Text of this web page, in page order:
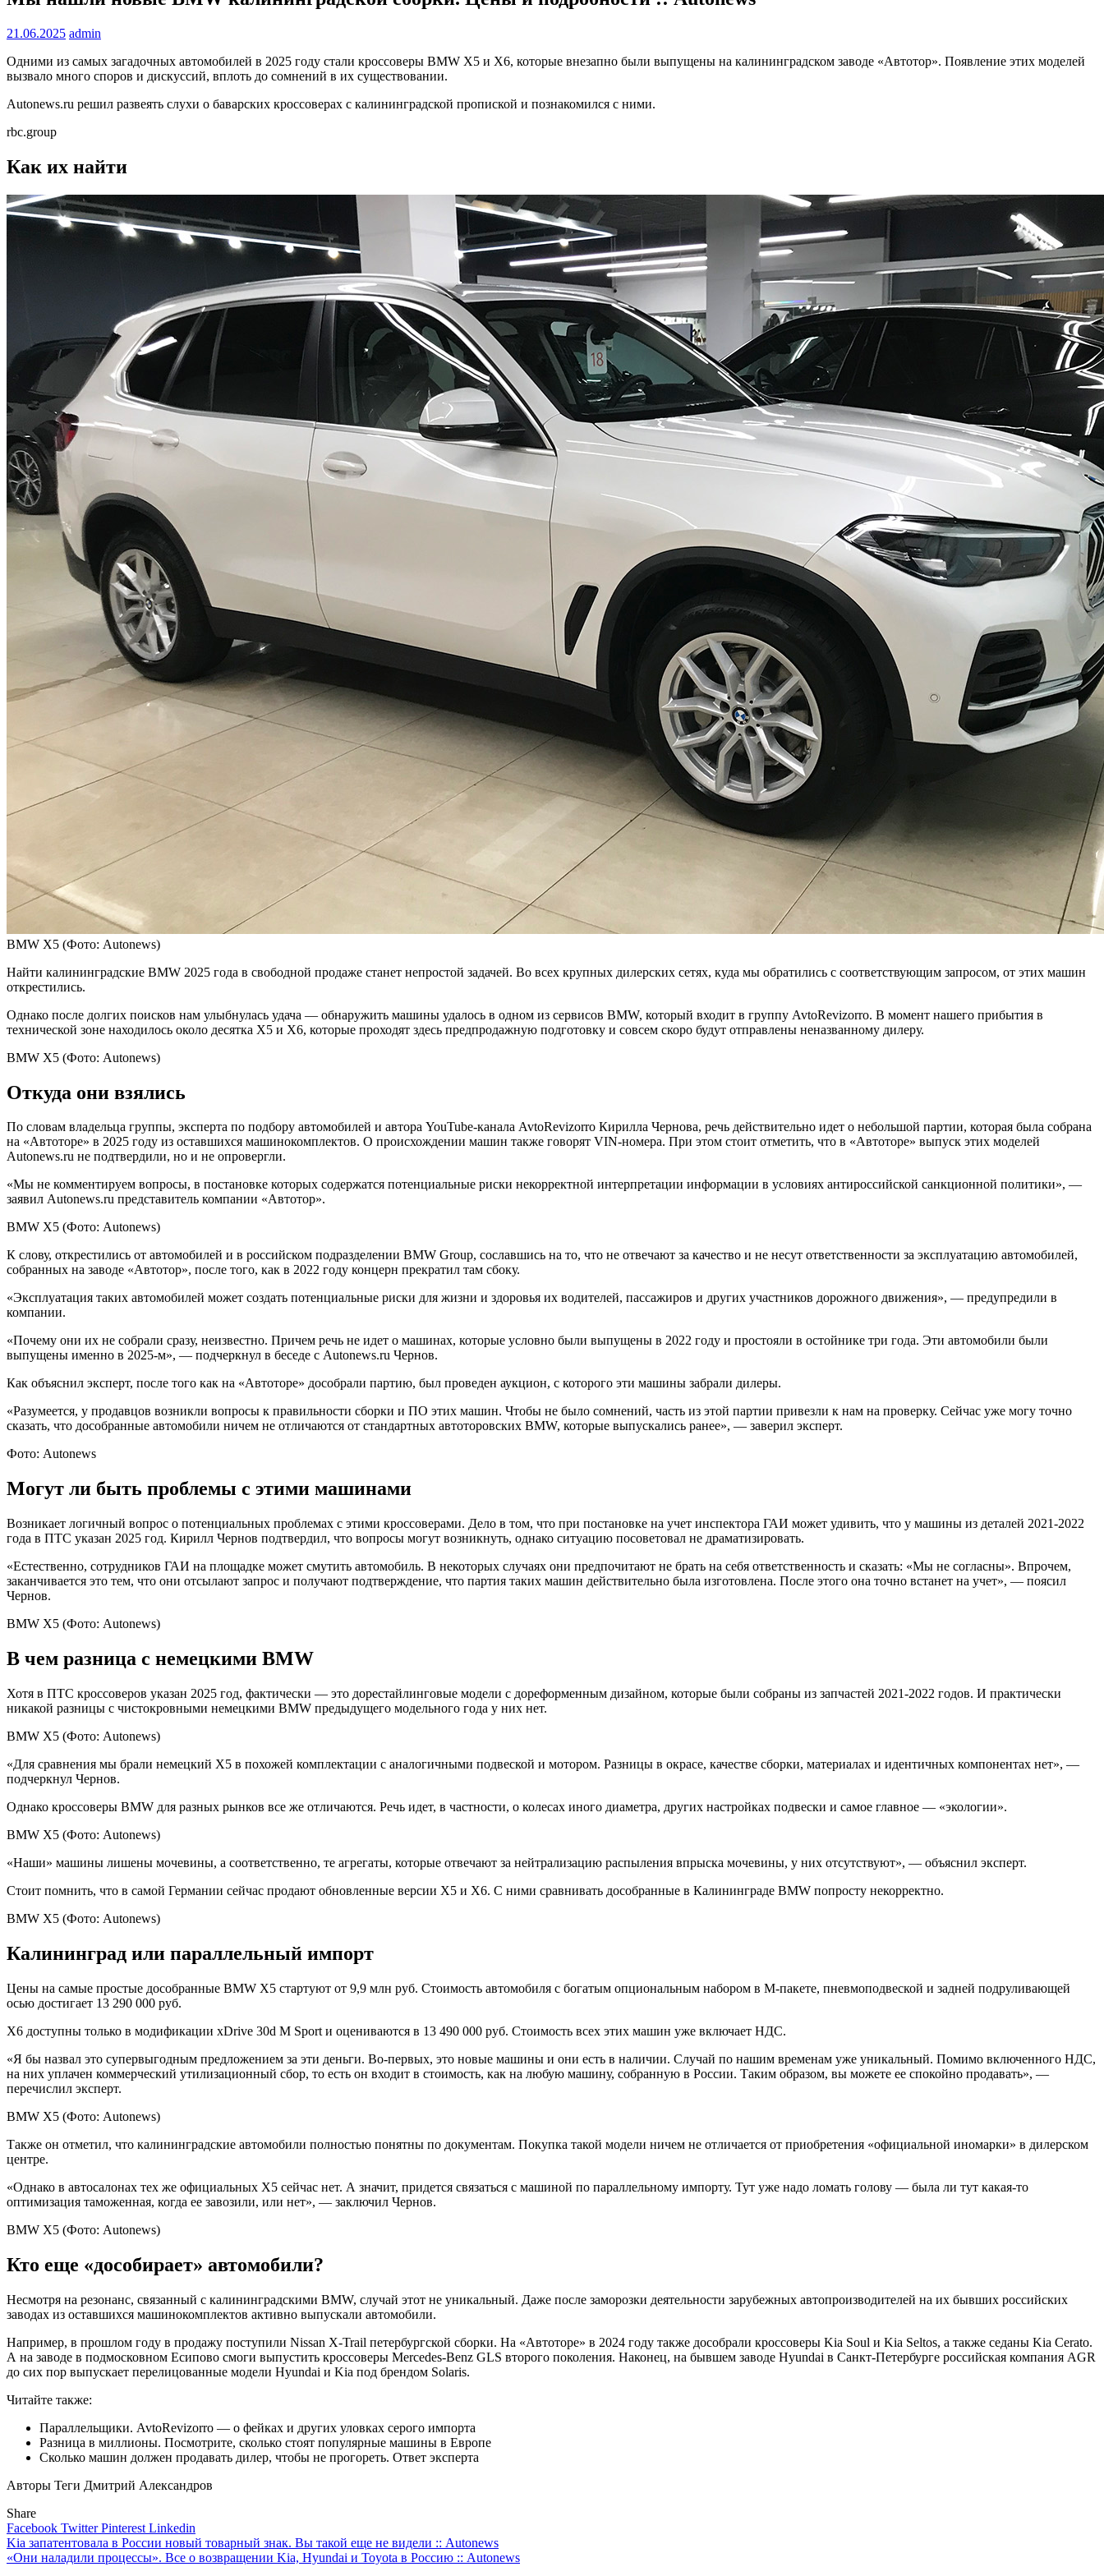
21.06.2025 admin
Одними из самых загадочных автомобилей в 2025 году стали кроссоверы BMW X5 и X6, которые внезапно были выпущены на калининградском заводе «Автотор». Появление этих моделей
вызвало много споров и дискуссий, вплоть до сомнений в их существовании.
Autonews.ru решил развеять слухи о баварских кроссоверах с калининградской пропиской и познакомился с ними.
rbc.group
Как их найти
BMW X5 (Фото: Autonews)
Найти калининградские BMW 2025 года в свободной продаже станет непростой задачей. Во всех крупных дилерских сетях, куда мы обратились с соответствующим запросом, от этих машин
открестились.
Однако после долгих поисков нам улыбнулась удача — обнаружить машины удалось в одном из сервисов BMW, который входит в группу AvtoRevizorro. В момент нашего прибытия в
технической зоне находилось около десятка X5 и X6, которые проходят здесь предпродажную подготовку и совсем скоро будут отправлены неназванному дилеру.
BMW X5 (Фото: Autonews)
Откуда они взялись
По словам владельца группы, эксперта по подбору автомобилей и автора YouTube-канала AvtoRevizorro Кирилла Чернова, речь действительно идет о небольшой партии, которая была собрана
на «Автоторе» в 2025 году из оставшихся машинокомплектов. О происхождении машин также говорят VIN-номера. При этом стоит отметить, что в «Автоторе» выпуск этих моделей
Autonews.ru не подтвердили, но и не опровергли.
«Мы не комментируем вопросы, в постановке которых содержатся потенциальные риски некорректной интерпретации информации в условиях антироссийской санкционной политики», —
заявил Autonews.ru представитель компании «Автотор».
BMW X5 (Фото: Autonews)
К слову, открестились от автомобилей и в российском подразделении BMW Grouр, сославшись на то, что не отвечают за качество и не несут ответственности за эксплуатацию автомобилей,
собранных на заводе «Автотор», после того, как в 2022 году концерн прекратил там сбоку.
«Эксплуатация таких автомобилей может создать потенциальные риски для жизни и здоровья их водителей, пассажиров и других участников дорожного движения», — предупредили в
компании.
«Почему они их не собрали сразу, неизвестно. Причем речь не идет о машинах, которые условно были выпущены в 2022 году и простояли в остойнике три года. Эти автомобили были
выпущены именно в 2025-м», — подчеркнул в беседе с Autonews.ru Чернов.
Как объяснил эксперт, после того как на «Автоторе» дособрали партию, был проведен аукцион, с которого эти машины забрали дилеры.
«Разумеется, у продавцов возникли вопросы к правильности сборки и ПО этих машин. Чтобы не было сомнений, часть из этой партии привезли к нам на проверку. Сейчас уже могу точно
сказать, что дособранные автомобили ничем не отличаются от стандартных автоторовских BMW, которые выпускались ранее», — заверил эксперт.
Фото: Autonews
Могут ли быть проблемы с этими машинами
Возникает логичный вопрос о потенциальных проблемах с этими кроссоверами. Дело в том, что при постановке на учет инспектора ГАИ может удивить, что у машины из деталей 2021-2022
года в ПТС указан 2025 год. Кирилл Чернов подтвердил, что вопросы могут возникнуть, однако ситуацию посоветовал не драматизировать.
«Естественно, сотрудников ГАИ на площадке может смутить автомобиль. В некоторых случаях они предпочитают не брать на себя ответственность и сказать: «Мы не согласны». Впрочем,
заканчивается это тем, что они отсылают запрос и получают подтверждение, что партия таких машин действительно была изготовлена. После этого она точно встанет на учет», — поясил
Чернов.
BMW X5 (Фото: Autonews)
В чем разница с немецкими BMW
Хотя в ПТС кроссоверов указан 2025 год, фактически — это дорестайлинговые модели с дореформенным дизайном, которые были собраны из запчастей 2021-2022 годов. И практически
никакой разницы с чистокровными немецкими BMW предыдущего модельного года у них нет.
BMW X5 (Фото: Autonews)
«Для сравнения мы брали немецкий X5 в похожей комплектации с аналогичными подвеской и мотором. Разницы в окрасе, качестве сборки, материалах и идентичных компонентах нет», —
подчеркнул Чернов.
Однако кроссоверы BMW для разных рынков все же отличаются. Речь идет, в частности, о колесах иного диаметра, других настройках подвески и самое главное — «экологии».
BMW X5 (Фото: Autonews)
«Наши» машины лишены мочевины, а соответственно, те агрегаты, которые отвечают за нейтрализацию распыления впрыска мочевины, у них отсутствуют», — объяснил эксперт.
Стоит помнить, что в самой Германии сейчас продают обновленные версии X5 и X6. С ними сравнивать дособранные в Калининграде BMW попросту некорректно.
BMW X5 (Фото: Autonews)
Калининград или параллельный импорт
Цены на самые простые дособранные BMW X5 стартуют от 9,9 млн руб. Стоимость автомобиля с богатым опциональным набором в M-пакете, пневмоподвеской и задней подруливающей
осью достигает 13 290 000 руб.
X6 доступны только в модификации xDrive 30d M Sport и оцениваются в 13 490 000 руб. Стоимость всех этих машин уже включает НДС.
«Я бы назвал это супервыгодным предложением за эти деньги. Во-первых, это новые машины и они есть в наличии. Случай по нашим временам уже уникальный. Помимо включенного НДС,
на них уплачен коммерческий утилизационный сбор, то есть он входит в стоимость, как на любую машину, собранную в России. Таким образом, вы можете ее спокойно продавать», —
перечислил эксперт.
BMW X5 (Фото: Autonews)
Также он отметил, что калининградские автомобили полностью понятны по документам. Покупка такой модели ничем не отличается от приобретения «официальной иномарки» в дилерском
центре.
«Однако в автосалонах тех же официальных X5 сейчас нет. А значит, придется связаться с машиной по параллельному импорту. Тут уже надо ломать голову — была ли тут какая-то
оптимизация таможенная, когда ее завозили, или нет», — заключил Чернов.
BMW X5 (Фото: Autonews)
Кто еще «дособирает» автомобили?
Несмотря на резонанс, связанный с калининградскими BMW, случай этот не уникальный. Даже после заморозки деятельности зарубежных автопроизводителей на их бывших российских
заводах из оставшихся машинокомплектов активно выпускали автомобили.
Например, в прошлом году в продажу поступили Nissan X-Trail петербургской сборки. На «Автоторе» в 2024 году также дособрали кроссоверы Kia Soul и Kia Seltos, а также седаны Kia Cerato.
А на заводе в подмосковном Есипово смоги выпустить кроссоверы Mercedes-Benz GLS второго поколения. Наконец, на бывшем заводе Hyundai в Санкт-Петербурге российская компания AGR
до сих пор выпускает перелицованные модели Hyundai и Kia под брендом Solaris.
Читайте также:
Параллельщики. AvtoRevizorro — о фейках и других уловках серого импорта
Разница в миллионы. Посмотрите, сколько стоят популярные машины в Европе
Сколько машин должен продавать дилер, чтобы не прогореть. Ответ эксперта
Авторы Теги Дмитрий Александров
Share
Facebook TwitterPinterest Linkedin
Навигация
по
Kia запатентовала в России новый товарный знак. Вы такой еще не видели :: Autonews
«Они наладили процессы». Все о возвращении Kia, Hyundai и Toyota в Россию :: Autonews